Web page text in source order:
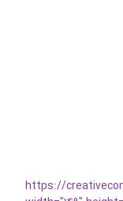
https://